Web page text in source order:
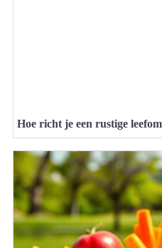
Hoe richt je een rustige